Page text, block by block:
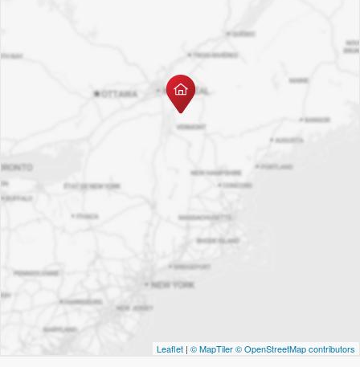
Leaflet | © MapTiler© OpenStreetMap contributors